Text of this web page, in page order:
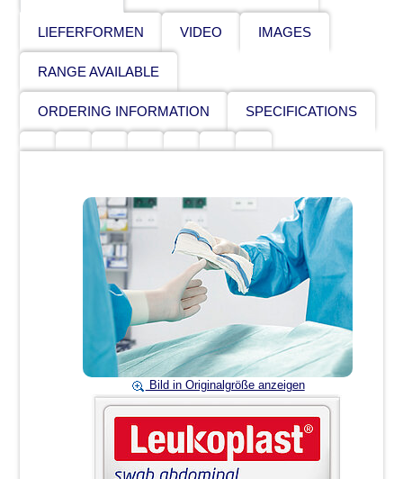
LIEFERFORMEN VIDEO IMAGES
RANGE AVAILABLE
ORDERING INFORMATION SPECIFICATIONS
Bild in Originalgröße anzeigen